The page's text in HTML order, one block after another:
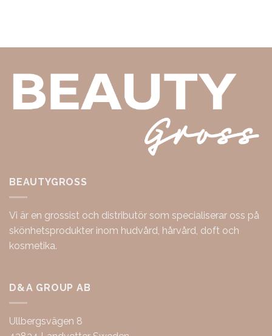
BEAUTYGROSS
Vi är en grossist och distributör som specialiserar oss på
skönhetsprodukter inom hudvård, hårvård, doft och
kosmetika.
D&A GROUP AB
Ullbergsvägen 8